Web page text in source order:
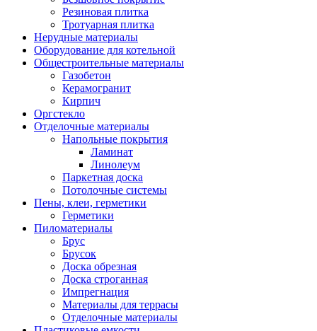
Резиновая плитка
Тротуарная плитка
Нерудные материалы
Оборудование для котельной
Общестроительные материалы
Газобетон
Керамогранит
Кирпич
Оргстекло
Отделочные материалы
Напольные покрытия
Ламинат
Линолеум
Паркетная доска
Потолочные системы
Пены, клеи, герметики
Герметики
Пиломатериалы
Брус
Брусок
Доска обрезная
Доска строганная
Импрегнация
Материалы для террасы
Отделочные материалы